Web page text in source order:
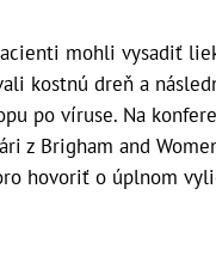
mohli vysadiť
kostnú dreň a
po víruse. Na
z Brigham and
hovoriť o úplnom